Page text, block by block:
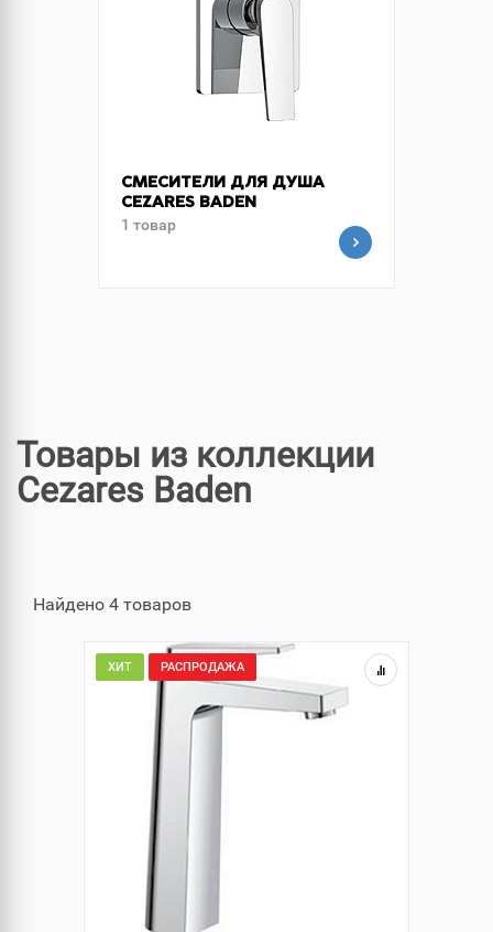
СМЕСИТЕЛИ ДЛЯ ДУША
CEZARES BADEN
1 товар
Товары из коллекции
Cezares Baden
Найдено 4 товаров
ХИТ РАСПРОДАЖА